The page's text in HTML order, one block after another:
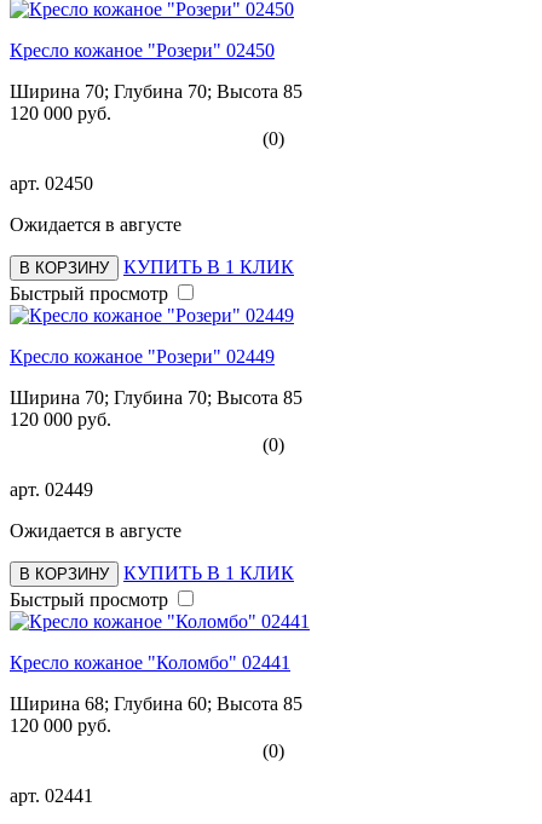
Кресло кожаное "Розери" 02450
Ширина 70; Глубина 70; Высота 85
120 000 руб.
(0)
арт. 02450
Ожидается в августе
В КОРЗИНУ
КУПИТЬ В 1 КЛИК
Быстрый просмотр
Кресло кожаное "Розери" 02449
Ширина 70; Глубина 70; Высота 85
120 000 руб.
(0)
арт. 02449
Ожидается в августе
В КОРЗИНУ
КУПИТЬ В 1 КЛИК
Быстрый просмотр
Кресло кожаное "Коломбо" 02441
Ширина 68; Глубина 60; Высота 85
120 000 руб.
(0)
арт. 02441